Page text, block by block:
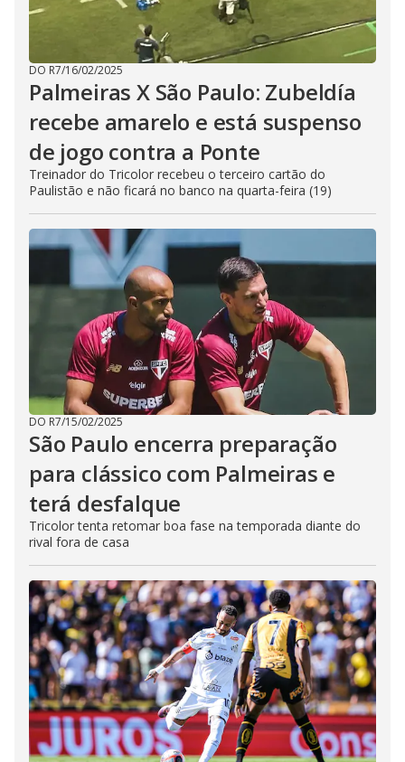
DO R7/16/02/2025
Palmeiras X São Paulo: Zubeldía
recebe amarelo e está suspenso
de jogo contra a Ponte
Treinador do Tricolor recebeu o terceiro cartão do
Paulistão e não ficará no banco na quarta-feira (19)
DO R7/15/02/2025
São Paulo encerra preparação
para clássico com Palmeiras e
terá desfalque
Tricolor tenta retomar boa fase na temporada diante do
rival fora de casa